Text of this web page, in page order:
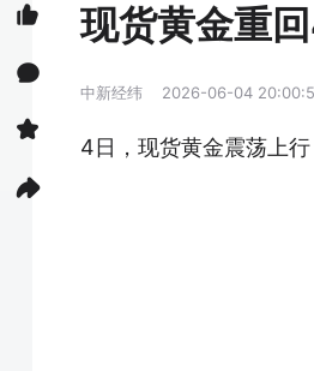
现货黄金重
中新经纬 2026-06-04
4日，现货黄金震荡上